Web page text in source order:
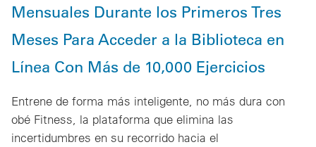
Mensuales Durante los Primeros Tres
Meses Para Acceder a la Biblioteca en
Línea Con Más de 10,000 Ejercicios
Entrene de forma más inteligente, no más dura con
obé Fitness, la plataforma que elimina las
incertidumbres en su recorrido hacia el